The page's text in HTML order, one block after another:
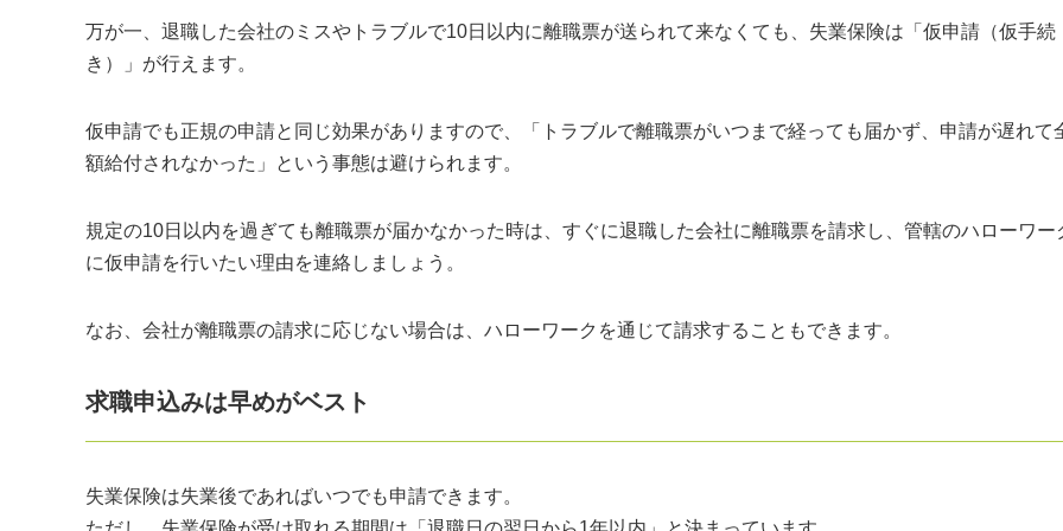
万が一、退職した会社のミスやトラブルで10日以内に離職票が送られて来なくても、失業保険は「仮申請（仮手続
き）」が行えます。
仮申請でも正規の申請と同じ効果がありますので、「トラブルで離職票がいつまで経っても届かず、申請が遅れて
額給付されなかった」という事態は避けられます。
規定の10日以内を過ぎても離職票が届かなかった時は、すぐに退職した会社に離職票を請求し、管轄のハローワー
に仮申請を行いたい理由を連絡しましょう。
なお、会社が離職票の請求に応じない場合は、ハローワークを通じて請求することもできます。
求職申込みは早めがベスト
失業保険は失業後であればいつでも申請できます。